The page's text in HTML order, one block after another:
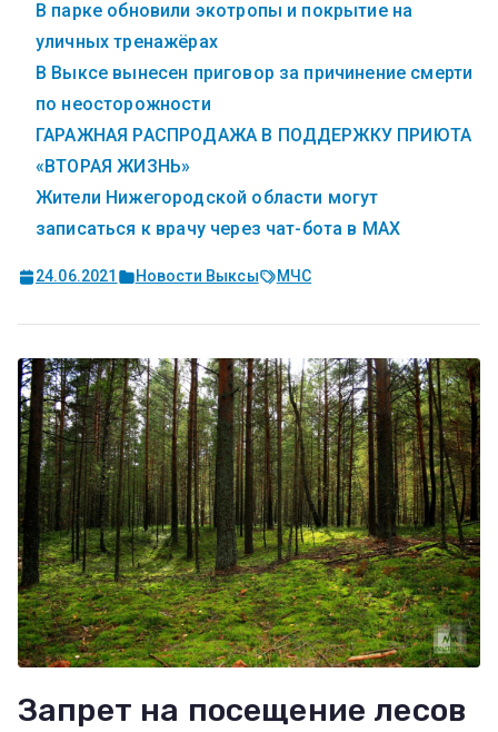
В парке обновили экотропы и покрытие на
уличных тренажёрах
В Выксе вынесен приговор за причинение смерти
по неосторожности
ГАРАЖНАЯ РАСПРОДАЖА В ПОДДЕРЖКУ ПРИЮТА
«ВТОРАЯ ЖИЗНЬ»
Жители Нижегородской области могут
записаться к врачу через чат-бота в MAX
24.06.2021 Новости Выксы МЧС
Запрет на посещение лесов